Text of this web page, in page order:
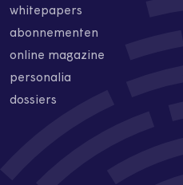
whitepapers
abonnementen
online magazine
personalia
dossiers